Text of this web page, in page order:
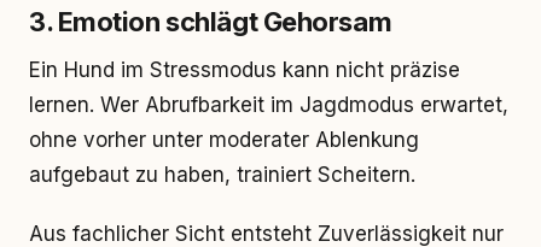
3. Emotion schlägt Gehorsam
Ein Hund im Stressmodus kann nicht präzise
lernen. Wer Abrufbarkeit im Jagdmodus erwartet,
ohne vorher unter moderater Ablenkung
aufgebaut zu haben, trainiert Scheitern.
Aus fachlicher Sicht entsteht Zuverlässigkeit nur